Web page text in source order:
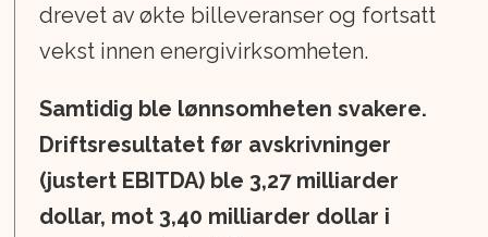
drevet av økte billeveranser og fortsatt
vekst innen energivirksomheten.
Samtidig ble lønnsomheten svakere.
Driftsresultatet før avskrivninger
(justert EBITDA) ble 3,27 milliarder
dollar, mot 3,40 milliarder dollar i